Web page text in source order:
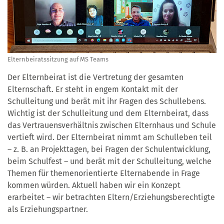
Elternbeiratssitzung auf MS Teams
Der Elternbeirat ist die Vertretung der gesamten
Elternschaft. Er steht in engem Kontakt mit der
Schulleitung und berät mit ihr Fragen des Schullebens.
Wichtig ist der Schulleitung und dem Elternbeirat, dass
das Vertrauensverhältnis zwischen Elternhaus und Schule
vertieft wird. Der Elternbeirat nimmt am Schulleben teil
– z. B. an Projekttagen, bei Fragen der Schulentwicklung,
beim Schulfest – und berät mit der Schulleitung, welche
Themen für themenorientierte Elternabende in Frage
kommen würden. Aktuell haben wir ein Konzept
erarbeitet – wir betrachten Eltern/Erziehungsberechtigte
als Erziehungspartner.